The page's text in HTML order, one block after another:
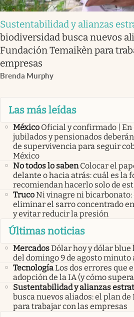
Sustentabilidad y alianzas
biodiversidad busca nuevos
Fundación Temaikèn para
empresas
Brenda Murphy
Las más leídas
México Oficial y confirmado | En
jubilados y pensionados
de supervivencia para seguir
México
No todos lo saben Colocar el
delante o hacia atrás: cuál es la
recomiendan hacerlo solo de
TrucoNi vinagre ni bicarbonato:
eliminar el sarro concentrado
y evitar reducir la presión
Últimas noticias
MercadosDólar hoy y dólar blue
del domingo 9 de agosto minuto
TecnologíaLos dos errores que
adopción de la IA (y cómo
Sustentabilidad y alianzas
busca nuevos aliados: el plan
para trabajar con las empresas